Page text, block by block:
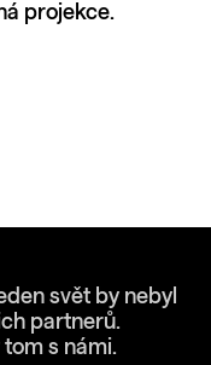
projekce.
svět by nebyl
partnerů.
s námi.